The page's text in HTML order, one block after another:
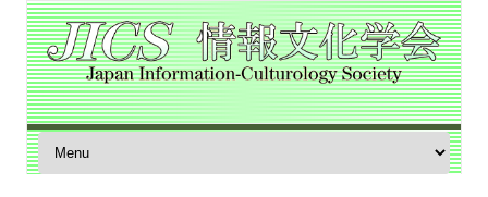
コンテンツへスキップ